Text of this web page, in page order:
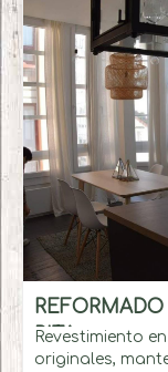
PITA
Revestimiento
originales,